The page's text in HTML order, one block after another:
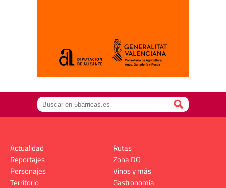
Actualidad
Reportajes
Personajes
Territorio
Rutas
Zona DO
Vinos y más
Gastronomía